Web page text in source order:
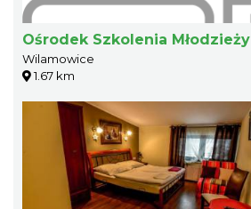
Ośrodek Szkolenia Młodzieży
Wilamowice
1.67 km